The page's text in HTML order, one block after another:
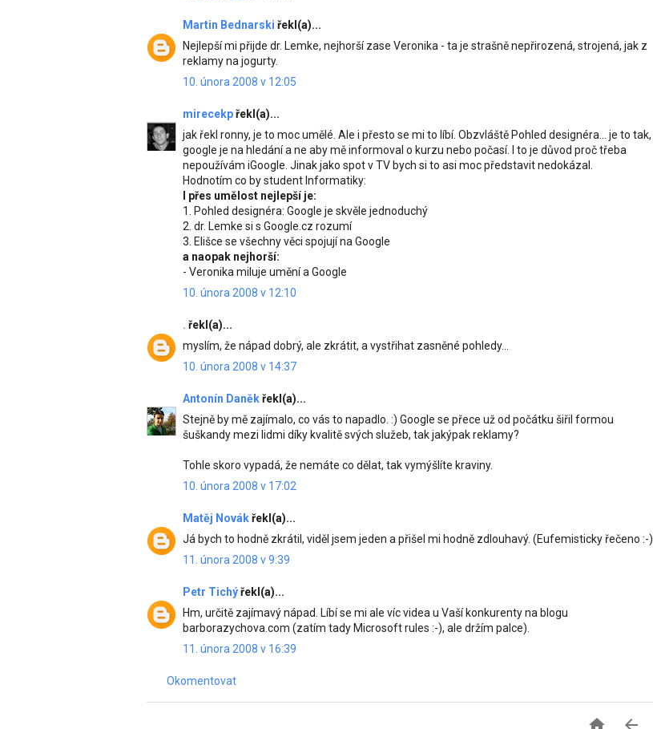
Martin Bednarski řekl(a)...
Nejlepší mi přijde dr. Lemke, nejhorší zase Veronika - ta je strašně nepřirozená, strojená, jak z
reklamy na jogurty.
10. února 2008 v 12:05
mirecekpřekl(a)...
jak řekl ronny, je to moc umělé. Ale i přesto se mi to líbí. Obzvláště Pohled designéra... je to tak,
google je na hledání a ne aby mě informoval o kurzu nebo počasí. I to je důvod proč třeba
nepoužívám iGoogle. Jinak jako spot v TV bych si to asi moc představit nedokázal.
Hodnotím co by student Informatiky:
I přes umělost nejlepší je:
1. Pohled designéra: Google je skvěle jednoduchý
2. dr. Lemke si s Google.cz rozumí
3. Elišce se všechny věci spojují na Google
a naopak nejhorší:
- Veronika miluje umění a Google
10. února 2008 v 12:10
. řekl(a)...
myslím, že nápad dobrý, ale zkrátit, a vystřihat zasněné pohledy...
10. února 2008 v 14:37
Antonín Daněkřekl(a)...
Stejně by mě zajímalo, co vás to napadlo. :) Google se přece už od počátku šiřil formou
šuškandy mezi lidmi díky kvalitě svých služeb, tak jakýpak reklamy?
Tohle skoro vypadá, že nemáte co dělat, tak vymýšlíte kraviny.
10. února 2008 v 17:02
Matěj Novákřekl(a)...
Já bych to hodně zkrátil, viděl jsem jeden a přišel mi hodně zdlouhavý. (Eufemisticky řečeno :-)
11. února 2008 v 9:39
Petr Tichýřekl(a)...
Hm, určitě zajímavý nápad. Líbí se mi ale víc videa u Vaší konkurenty na blogu
barborazychova.com (zatím tady Microsoft rules :-), ale držím palce).
11. února 2008 v 16:39
Okomentovat
 